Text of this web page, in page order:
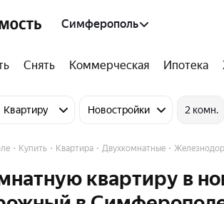
Симферополь
Снять Коммерческая Ипотека
Квартиру Новостройки 2 комн.
Купить Квартира Двухкомнатные
квартиру в